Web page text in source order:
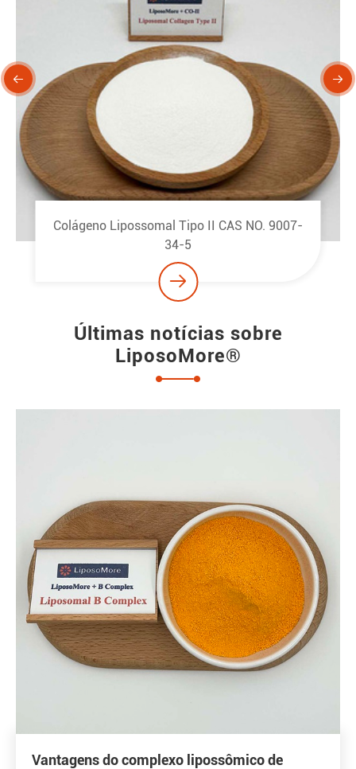
Cloridrato de Berberina Lipossomal CAS NO.
633-65-8

 
Últimas notícias sobre
LiposoMore®
Vantagens do complexo lipossômico de